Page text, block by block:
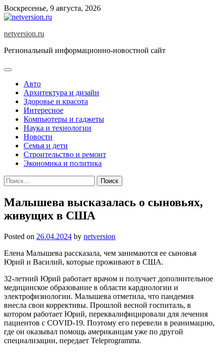
Skip
to
Воскресенье, 9 августа, 2026
netversion.ru
Региональный информационно-новостной сайт
Авто
Архитектура и дизайн
Здоровье и красота
Интересное
Компьютеры и гаджеты
Наука и технологии
Новости
Семья и дети
Строительство и ремонт
Экономика и политика
Найти:
Малышева высказалась о сыновьях,
живущих в США
Posted on 26.04.2024 by netversion
Елена Малышева рассказала, чем занимаются ее сыновья
Юрий и Василий, которые проживают в США.
32-летний Юрий работает врачом и получает дополнительное
медицинское образование в области кардиологии и
электрофизиологии. Малышева отметила, что пандемия
внесла свои коррективы. Прошлой весной госпиталь, в
котором работает Юрий, переквалифицировали для лечения
пациентов с COVID-19. Поэтому его перевели в реанимацию,
где он оказывал помощь американцам уже по другой
специализации, передает Teleprogramma.